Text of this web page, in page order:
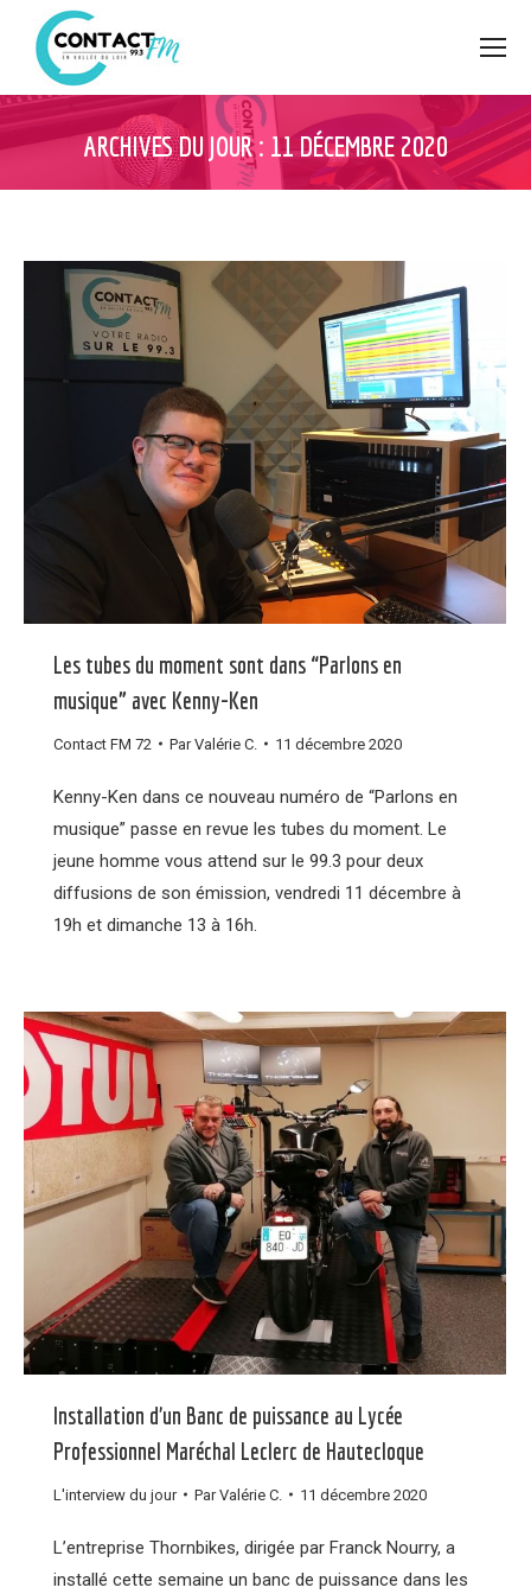
ARCHIVES DU JOUR : 11 DÉCEMBRE 2020
Les tubes du moment sont dans “Parlons en
musique” avec Kenny-Ken
Contact FM 72 ParValérie C. 11 décembre 2020
Kenny-Ken dans ce nouveau numéro de “Parlons en
musique” passe en revue les tubes du moment. Le
jeune homme vous attend sur le 99.3 pour deux
diffusions de son émission, vendredi 11 décembre à
19h et dimanche 13 à 16h.
Installation d’un Banc de puissance au Lycée
Professionnel Maréchal Leclerc de Hautecloque
L'interview du jour ParValérie C. 11 décembre 2020
L’entreprise Thornbikes, dirigée par Franck Nourry, a
installé cette semaine un banc de puissance dans les